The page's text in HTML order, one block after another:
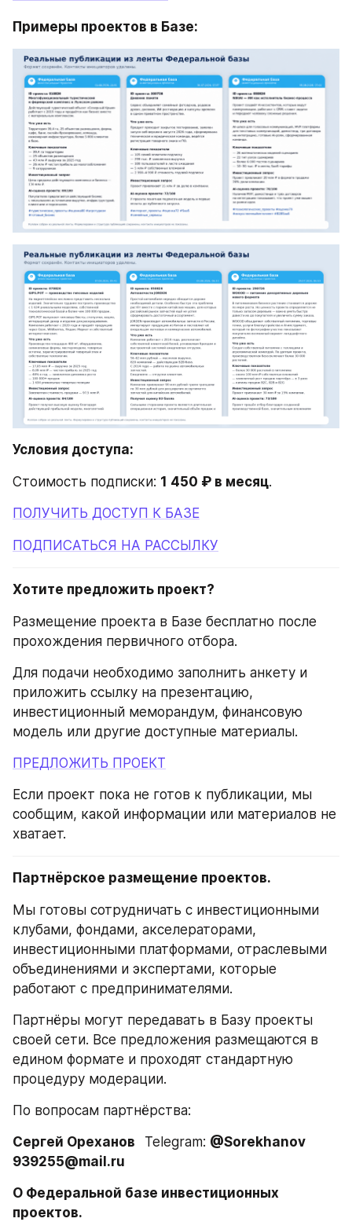
Примеры проектов в Базе:
Условия доступа:
Стоимость подписки: 1 450 ₽ в месяц.
ПОЛУЧИТЬ ДОСТУП К БАЗЕ
ПОДПИСАТЬСЯ НА РАССЫЛКУ
Хотите предложить проект?
Размещение проекта в Базе бесплатно после
прохождения первичного отбора.
Для подачи необходимо заполнить анкету и
приложить ссылку на презентацию,
инвестиционный меморандум, финансовую
модель или другие доступные материалы.
ПРЕДЛОЖИТЬ ПРОЕКТ
Если проект пока не готов к публикации, мы
сообщим, какой информации или материалов не
хватает.
Партнёрское размещение проектов.
Мы готовы сотрудничать с инвестиционными
клубами, фондами, акселераторами,
инвестиционными платформами, отраслевыми
объединениями и экспертами, которые
работают с предпринимателями.
Партнёры могут передавать в Базу проекты
своей сети. Все предложения размещаются в
едином формате и проходят стандартную
процедуру модерации.
По вопросам партнёрства:
Сергей Ореханов Telegram: @Sorekhanov
939255@mail.ru
О Федеральной базе инвестиционных
проектов.